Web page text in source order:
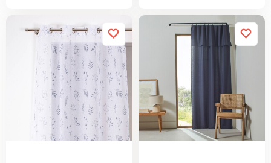
30°C i swobodne
suszenie na powietrzu.